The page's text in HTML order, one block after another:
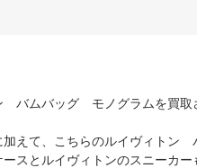
バムバッグ モノグラムを買取
加えて、こちらのルイヴィト
スとルイヴィトンのスニーカ